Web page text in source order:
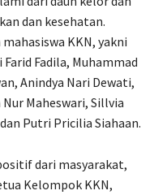
dan kesehatan.
KKN, yakni
Fadila, Muhammad
Anindya Nari Dewati,
Maheswari, Sillvia
Putri Pricilia Siahaan.
dari masyarakat,
Kelompok KKN,